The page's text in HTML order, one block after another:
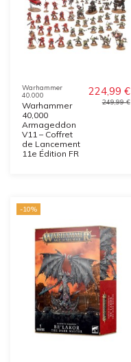
Warhammer
40.000
Warhammer
40,000
Armageddon
V11 – Coffret
de Lancement
11e Édition FR
224,99 €
249,99 €
-10%